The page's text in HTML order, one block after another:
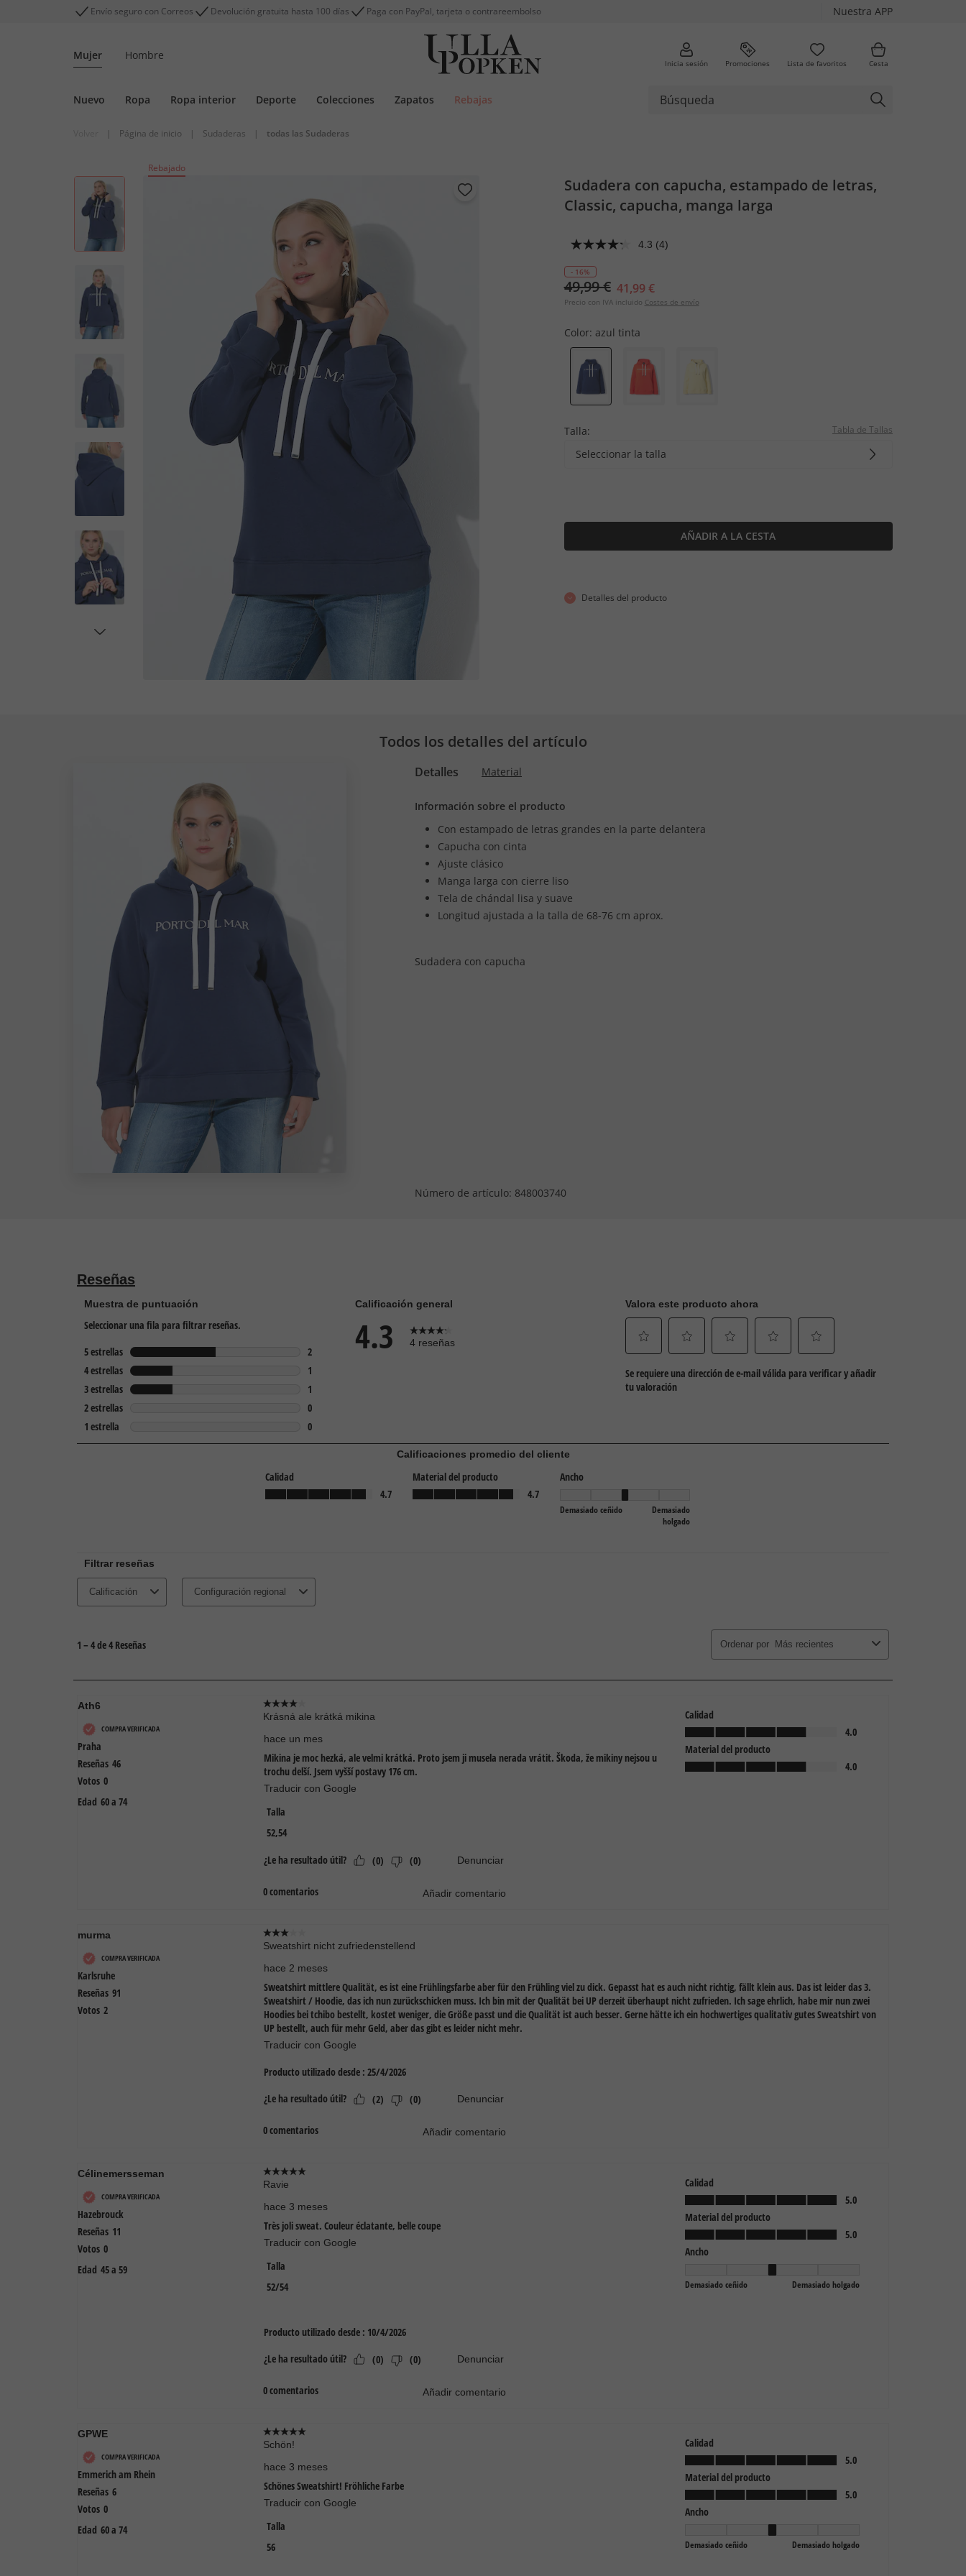
Envío seguro con Correos Devolución gratuita hasta 100 días Paga con PayPal, tarjeta o contrareembolso Nuestra APP
Mujer Hombre
Inicia sesión Promociones Lista de favoritos Cesta
Nuevo Ropa Ropa interior Deporte Colecciones Zapatos Rebajas
| Página de inicio | Sudaderas | todas las Sudaderas
Rebajado
Sudadera con capucha, estampado de letras,
Classic, capucha, manga larga
4.3 (4)
- 16%
49,99 € 41,99 €
Precio con IVA incluido Costes de envío
Color: azul tinta
Talla: Tabla de Tallas
Seleccionar la talla
AÑADIR A LA CESTA
Detalles del producto
Todos los detalles del artículo
Detalles Material
Información sobre el producto
Con estampado de letras grandes en la parte delantera
Capucha con cinta
Ajuste clásico
Manga larga con cierre liso
Tela de chándal lisa y suave
Longitud ajustada a la talla de 68-76 cm aprox.
Sudadera con capucha
Número de artículo: 848003740